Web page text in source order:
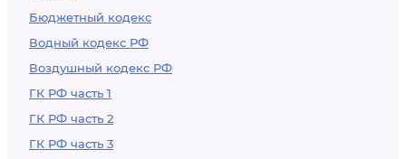
Бюджетный кодекс
Водный кодекс РФ
Воздушный кодекс РФ
ГК РФ часть 1
ГК РФ часть 2
ГК РФ часть 3